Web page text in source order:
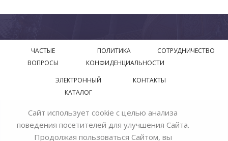
ЧАСТЫЕ
ВОПРОСЫ
ПОЛИТИКА
КОНФИДЕНЦИАЛЬНОСТИ
СОТРУДНИЧЕСТВО
ЭЛЕКТРОННЫЙ
КАТАЛОГ
КОНТАКТЫ
© 2018—2026 Официальный сайт завода производителя
Bohemia Ivele Crystal
Сайт использует cookie с целью анализа
поведения посетителей для улучшения Сайта.
Продолжая пользоваться Сайтом, вы